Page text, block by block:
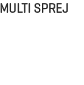
SPREJ